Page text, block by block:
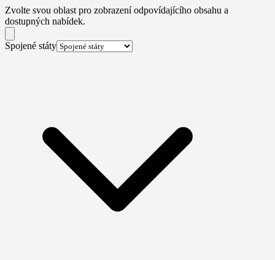
Zvolte svou oblast pro zobrazení odpovídajícího obsahu a
dostupných nabídek.
Spojené státy